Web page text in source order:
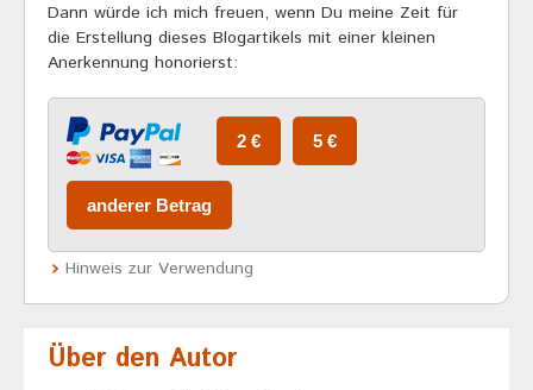
Dann würde ich mich freuen, wenn Du meine Zeit für
die Erstellung dieses Blogartikels mit einer kleinen
Anerkennung honorierst:
Hinweis zur Verwendung
Über den Autor